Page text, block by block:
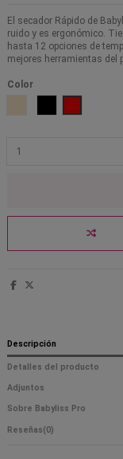
El secador Rápido de
ruido y es ergonómico.
hasta 12 opciones de
mejores herramientas del
Color
Light Bronze
Descripción
Detalles del producto
Adjuntos
Sobre Babyliss Pro
Reseñas(0)